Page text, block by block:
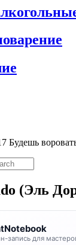
Будешь
(Эль
запись для